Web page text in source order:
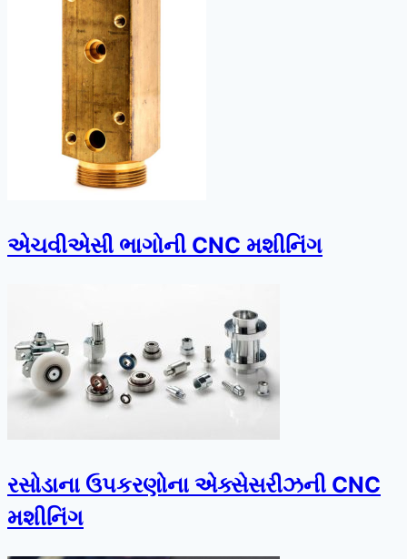
એચવીએસી ભાગોની CNC મશીનિંગ
રસોડાના ઉપકરણોના એક્સેસરીઝની CNC
મશીનિંગ